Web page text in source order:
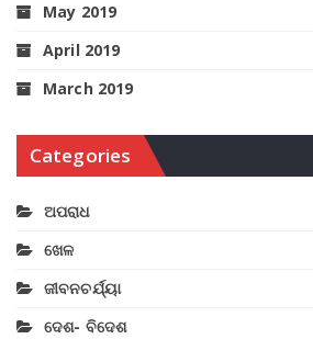
May 2019
April 2019
March 2019
Categories
ଅପରାଧ
ଖେଳ
ଜୀବନଚର୍ଯ୍ୟା
ଦେଶ- ବିଦେଶ